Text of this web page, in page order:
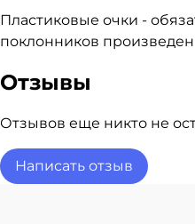
Пластиковые очки -
поклонников
Отзывы
Отзывов еще никто не
Написать отзыв